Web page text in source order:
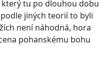
tu po dlouhou dobu
jiných teorií to byli
není náhodná, hora
pohanskému bohu